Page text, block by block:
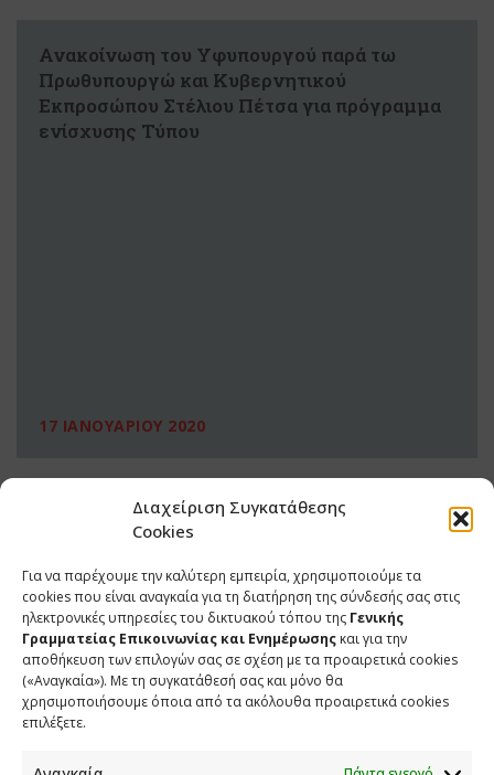
Διαχείριση Συγκατάθεσης
Cookies
Για να παρέχουμε την καλύτερη εμπειρία, χρησιμοποιούμε τα
cookies που είναι αναγκαία για τη διατήρηση της σύνδεσής σας στις
ηλεκτρονικές υπηρεσίες του δικτυακού τόπου της Γενικής
Γραμματείας Επικοινωνίας και Ενημέρωσης και για την
αποθήκευση των επιλογών σας σε σχέση με τα προαιρετικά cookies
(«Αναγκαία»). Με τη συγκατάθεσή σας και μόνο θα
χρησιμοποιήσουμε όποια από τα ακόλουθα προαιρετικά cookies
επιλέξετε.
Ανακοίνωση του Υφυπουργού παρά τω
Πρωθυπουργώ και Κυβερνητικού
Εκπροσώπου Στέλιου Πέτσα για πρόγραμμα
ενίσχυσης Τύπου
17 ΙΑΝΟΥΑΡΙΟΥ 2020
ΕΠΙΚΟΙΝΩΝΙΑ
Φραγκούδη 11 & Αλεξάνδρου Πάντου